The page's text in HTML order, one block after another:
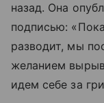
назад. Она
подписью:
разводит, мы
желанием
идем себе за